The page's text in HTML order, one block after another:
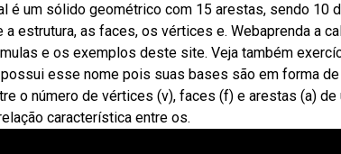
é um sólido geométrico com 15 arestas, sendo 10
estrutura, as faces, os vértices e. Webaprenda a
e os exemplos deste site. Veja também
esse nome pois suas bases são em forma
o número de vértices (v), faces (f) e arestas (a)
característica entre os.